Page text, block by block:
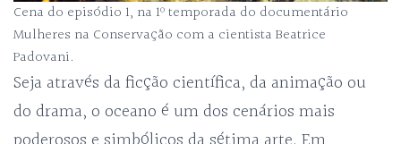
Cena do episódio 1, na 1º temporada do documentário
Mulheres na Conservação com a cientista Beatrice
Padovani.
Seja através da ficção científica, da animação ou
do drama, o oceano é um dos cenários mais